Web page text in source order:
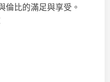
倫比的滿足與享受。